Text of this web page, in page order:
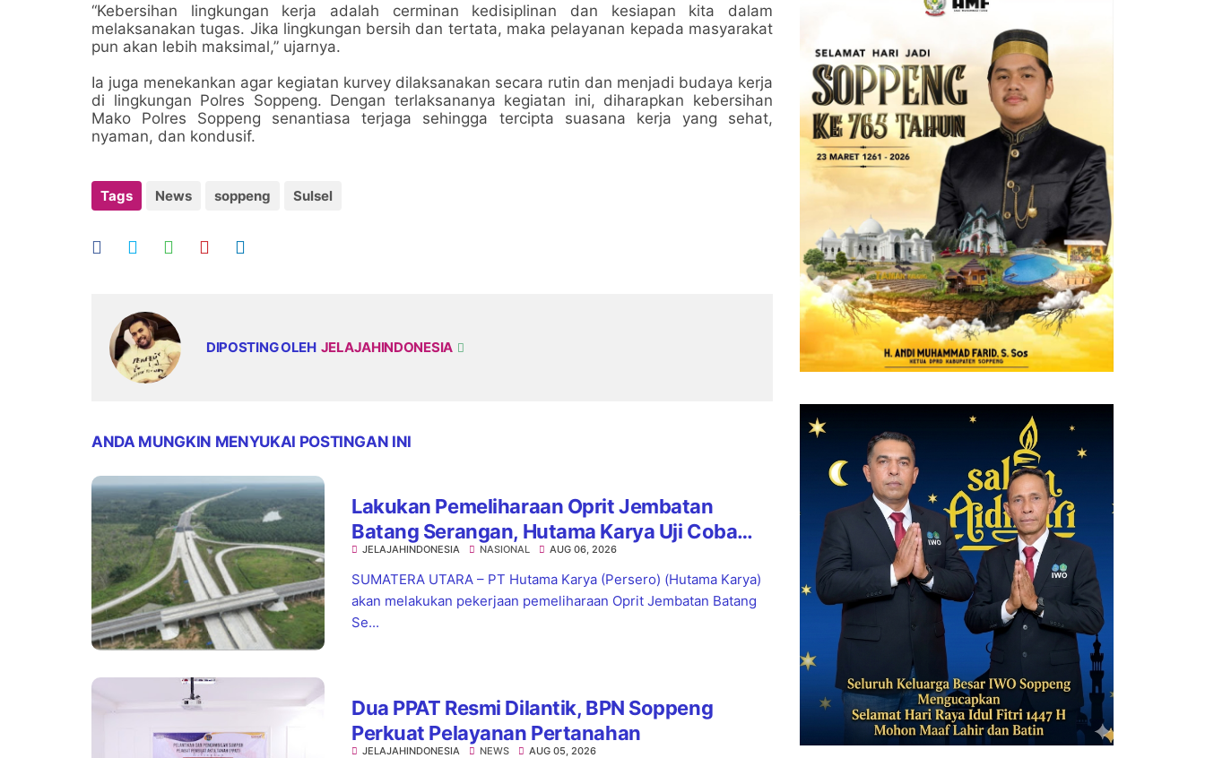
“Kebersihan lingkungan kerja adalah cerminan kedisiplinan dan kesiapan kita dalam
melaksanakan tugas. Jika lingkungan bersih dan tertata, maka pelayanan kepada masyarakat
pun akan lebih maksimal,” ujarnya.
Ia juga menekankan agar kegiatan kurvey dilaksanakan secara rutin dan menjadi budaya kerja
di lingkungan Polres Soppeng. Dengan terlaksananya kegiatan ini, diharapkan kebersihan
Mako Polres Soppeng senantiasa terjaga sehingga tercipta suasana kerja yang sehat,
nyaman, dan kondusif.
Tags News soppeng Sulsel
DIPOSTING OLEH JELAJAHINDONESIA
ANDA MUNGKIN MENYUKAI POSTINGAN INI
Lakukan Pemeliharaan Oprit Jembatan
Batang Serangan, Hutama Karya Uji Coba
Contraflow di KM 55 Tol Binjai–Langsa
JELAJAHINDONESIA NASIONAL AUG 06, 2026
SUMATERA UTARA – PT Hutama Karya (Persero) (Hutama Karya)
akan melakukan pekerjaan pemeliharaan Oprit Jembatan Batang
Se...
Dua PPAT Resmi Dilantik, BPN Soppeng
Perkuat Pelayanan Pertanahan
JELAJAHINDONESIA NEWS AUG 05, 2026